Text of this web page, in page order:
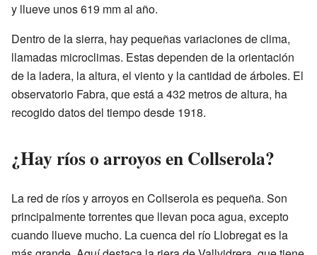
y llueve unos 619 mm al año.
Dentro de la sierra, hay pequeñas variaciones de clima,
llamadas microclimas. Estas dependen de la orientación
de la ladera, la altura, el viento y la cantidad de árboles. El
observatorio Fabra, que está a 432 metros de altura, ha
recogido datos del tiempo desde 1918.
¿Hay ríos o arroyos en Collserola?
La red de ríos y arroyos en Collserola es pequeña. Son
principalmente torrentes que llevan poca agua, excepto
cuando llueve mucho. La cuenca del río Llobregat es la